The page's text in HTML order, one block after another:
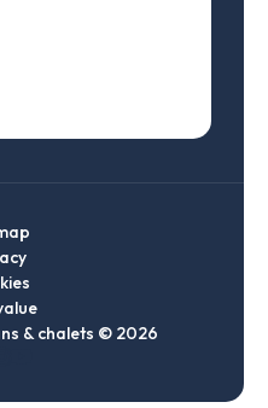
& chalets © 2026
naar